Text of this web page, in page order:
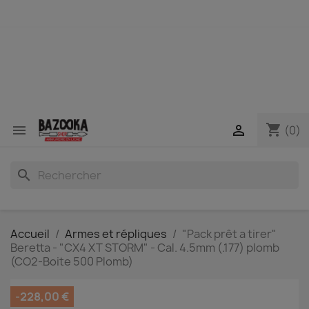
 shopping_cart (0)

search
Accueil Armes et répliques
"Pack prêt a tirer"
Beretta - "CX4 XT STORM" - Cal. 4.5mm (.177) plomb
(CO2-Boite 500 Plomb)
-228,00 €